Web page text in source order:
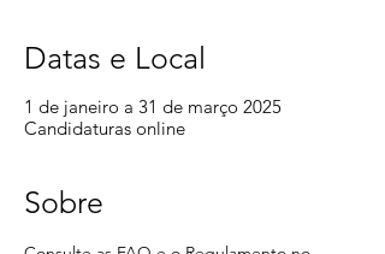
Datas e Local
1 de janeiro a 31 de março 2025
Candidaturas online
Sobre